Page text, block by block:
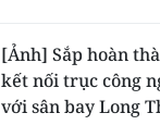
[Ảnh] Sắp hoàn
kết nối trục công
với sân bay Long